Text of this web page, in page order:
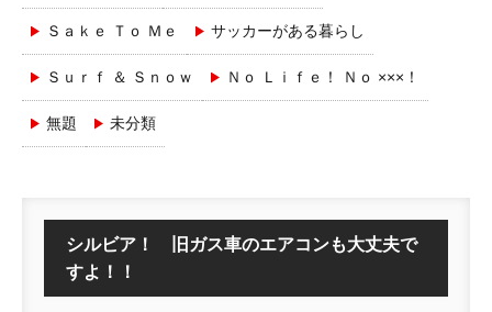
Ｓａｋｅ Ｔｏ Ｍｅ サッカーがある暮らし
Ｓｕｒｆ ＆ Ｓｎｏｗ Ｎｏ Ｌｉｆｅ！ Ｎｏ ×××！
無題 未分類
シルビア！ 旧ガス車のエアコンも大丈夫で
すよ！！